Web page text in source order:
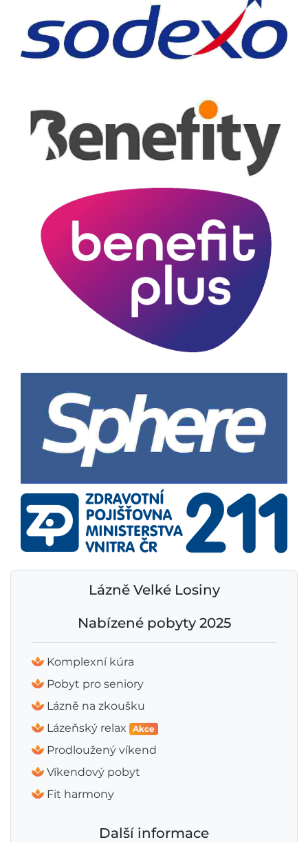
Lázně Velké Losiny
Nabízené pobyty 2025
Komplexní kúra
Pobyt pro seniory
Lázně na zkoušku
Lázeňský relax
Akce
Prodloužený víkend
Víkendový pobyt
Fit harmony
Další informace